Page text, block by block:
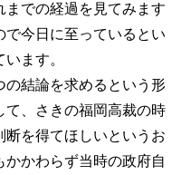
までの経過を見てみます
で今日に至っているとい
ます。
結論を求めるという形
て、さきの福岡高裁の時
断を得てほしいというお
かわらず当時の政府自